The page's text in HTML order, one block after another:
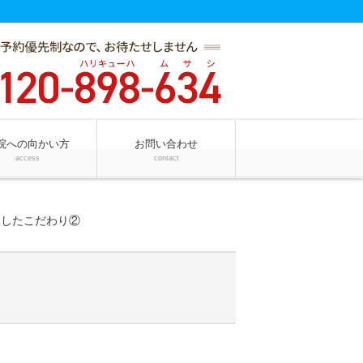
への向かい方
access
お問い合わせ
contact
たこだわり②